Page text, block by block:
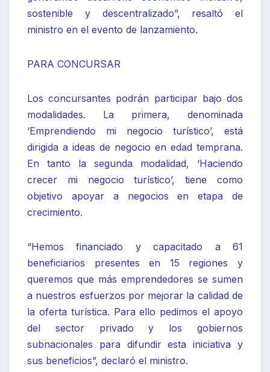
sostenible y descentralizado”, resaltó el
ministro en el evento de lanzamiento.
PARA CONCURSAR
Los concursantes podrán participar bajo dos
modalidades. La primera, denominada
‘Emprendiendo mi negocio turístico’, está
dirigida a ideas de negocio en edad temprana.
En tanto la segunda modalidad, ‘Haciendo
crecer mi negocio turístico’, tiene como
objetivo apoyar a negocios en etapa de
crecimiento.
“Hemos financiado y capacitado a 61
beneficiarios presentes en 15 regiones y
queremos que más emprendedores se sumen
a nuestros esfuerzos por mejorar la calidad de
la oferta turística. Para ello pedimos el apoyo
del sector privado y los gobiernos
subnacionales para difundir esta iniciativa y
sus beneficios”, declaró el ministro.